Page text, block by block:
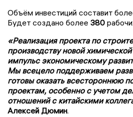
Объём инвестиций составит
Будет создано более 380
«Реализация проекта по
производству новой
импульс экономическому
Мы всецело поддерживаем
готовы оказать всестороннюю
проектам, особенно с учетом
отношений с китайскими
Алексей Дюмин.